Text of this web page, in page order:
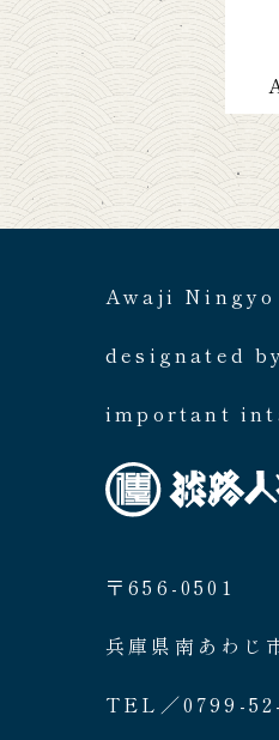
Awaji
designated
important
〒656-0501
兵庫県南あわじ
TEL／0799-